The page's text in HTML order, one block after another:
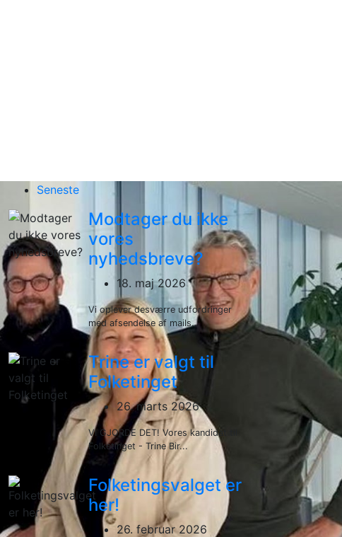
Seneste
Modtager du ikke
vores
nyhedsbreve?
18. maj 2026
Vi oplever desværre udfordringer
med afsendelse af mails...
Trine er valgt til
Folketinget
26. marts 2026
VI GJORDE DET! Vores kandidat til
Folketinget - Trine Bir...
Folketingsvalget er
her!
26. februar 2026